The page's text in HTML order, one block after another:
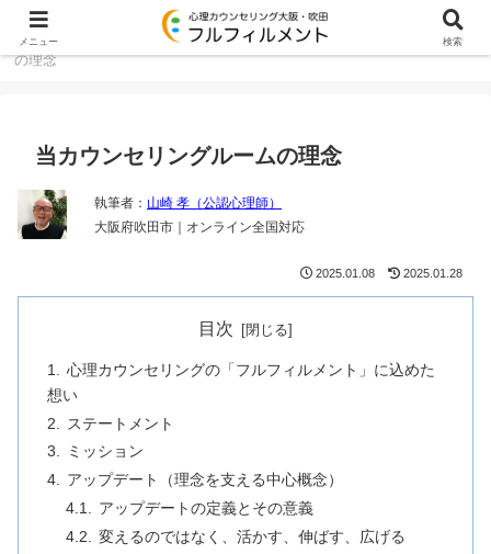
大阪・吹田のカウンセリング TOP
当カウンセリングルーム
の理念
当カウンセリングルームの理念
執筆者： 山崎 孝（公認心理師）
大阪府吹田市｜オンライン全国対応
2025.01.08 2025.01.28
目次
心理カウンセリングの「フルフィルメント」に込めた
想い
ステートメント
ミッション
アップデート（理念を支える中心概念）
アップデートの定義とその意義
変えるのではなく、活かす、伸ばす、広げる
メニュー 検索